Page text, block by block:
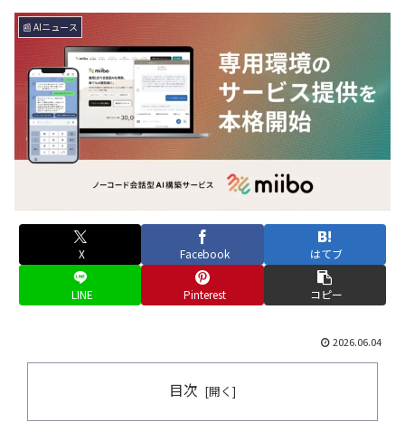
📰 AIニュース
X Facebook はてブ
LINE Pinterest コピー
2026.06.04
目次